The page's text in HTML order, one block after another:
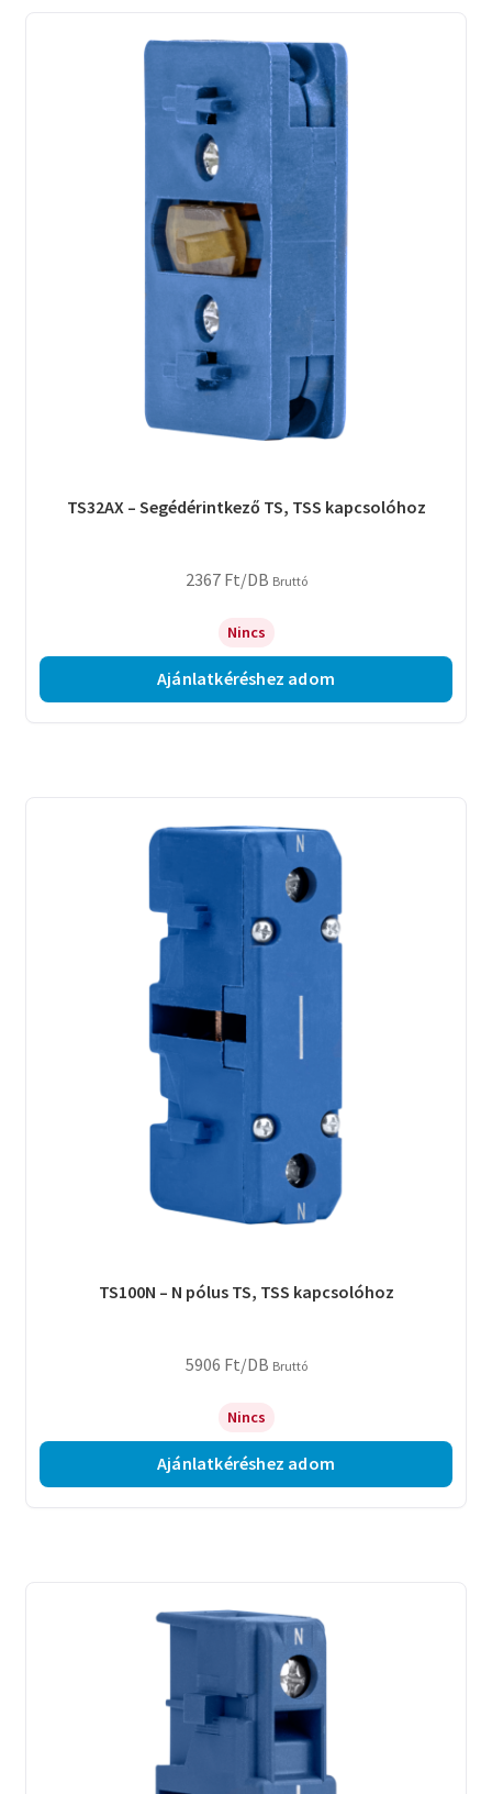
TS32AX – Segédérintkező TS, TSS kapcsolóhoz
2367 Ft/DB Bruttó
Nincs
Ajánlatkéréshez adom
TS100N – N pólus TS, TSS kapcsolóhoz
5906 Ft/DB Bruttó
Nincs
Ajánlatkéréshez adom